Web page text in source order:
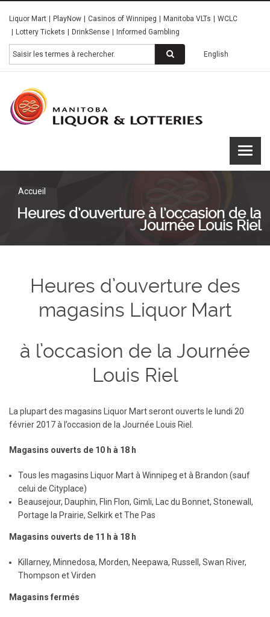
main
content
Liquor Mart PlayNow Casinos of Winnipeg Manitoba VLTs
WCLC
Lottery Tickets
DrinkSense Informed Gambling
Rechercher English
Accueil
Heures d’ouverture à l’occasion de la
Journée Louis Riel
Heures d’ouverture des
magasins Liquor Mart
à l’occasion de la Journée
Louis Riel
La plupart des magasins Liquor Mart seront ouverts le lundi 20
février 2017 à l’occasion de la Journée Louis Riel.
Magasins ouverts de 10 h à 18 h
Tous les magasins Liquor Mart à Winnipeg et à Brandon (sauf
celui de Cityplace)
Beausejour, Dauphin, Flin Flon, Gimli, Lac du Bonnet, Stonewall,
Portage la Prairie, Selkirk et The Pas
Magasins ouverts de 11 h à 18 h
Killarney, Minnedosa, Morden, Neepawa, Russell, Swan River,
Thompson et Virden
Magasins fermés